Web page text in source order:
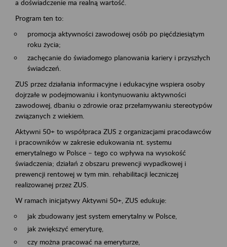
a doświadczenie ma realną wartość.
Program ten to:
promocja aktywności zawodowej osób po pięćdziesiątym
roku życia;
zachęcanie do świadomego planowania kariery i przyszłych
świadczeń.
ZUS przez działania informacyjne i edukacyjne wspiera osoby
dojrzałe w podejmowaniu i kontynuowaniu aktywności
zawodowej, dbaniu o zdrowie oraz przełamywaniu stereotypów
związanych z wiekiem.
Aktywni 50+ to współpraca ZUS z organizacjami pracodawców
i pracowników w zakresie edukowania nt. systemu
emerytalnego w Polsce – tego co wpływa na wysokość
świadczenia; działań z obszaru prewencji wypadkowej i
prewencji rentowej w tym min. rehabilitacji leczniczej
realizowanej przez ZUS.
W ramach inicjatywy Aktywni 50+, ZUS edukuje:
jak zbudowany jest system emerytalny w Polsce,
jak zwiększyć emeryturę,
czy można pracować na emeryturze,